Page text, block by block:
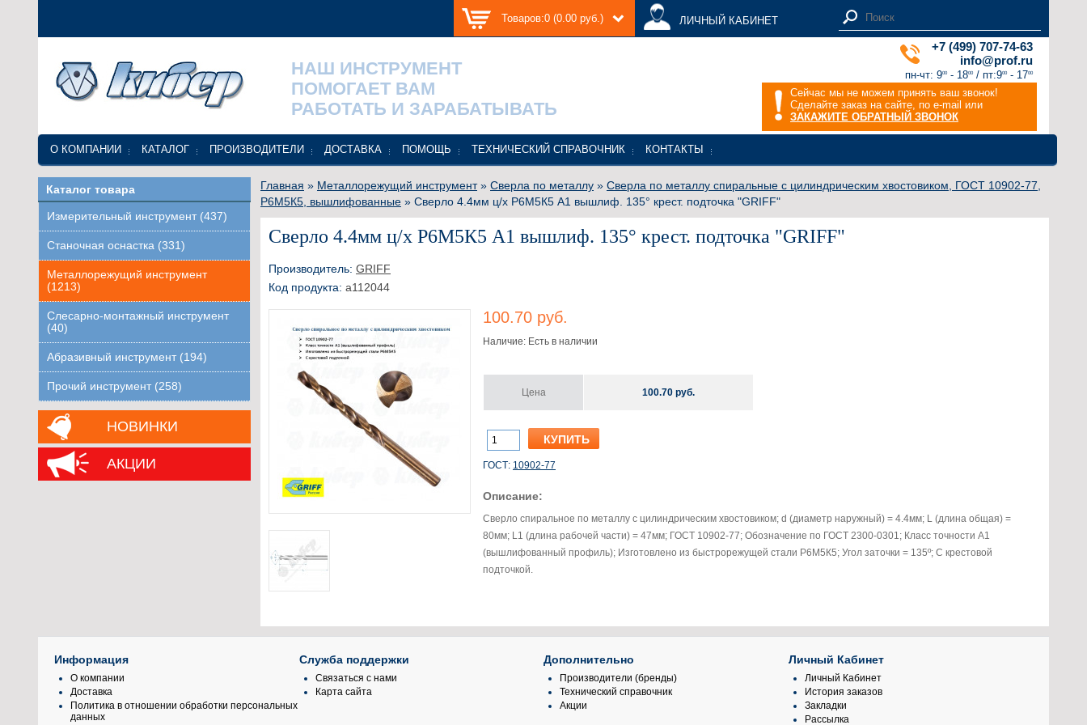
Товаров:0 (0.00 руб.) ЛИЧНЫЙ КАБИНЕТ
НАШ ИНСТРУМЕНТ
ПОМОГАЕТ ВАМ
РАБОТАТЬ И ЗАРАБАТЫВАТЬ
+7 (499) 707-74-63
info@prof.ru
пн-чт: 900 - 1800 / пт:900 - 1700
Сейчас мы не можем принять ваш звонок!
Сделайте заказ на сайте, по e-mail или
ЗАКАЖИТЕ ОБРАТНЫЙ ЗВОНОК
О КОМПАНИИ КАТАЛОГ ПРОИЗВОДИТЕЛИ ДОСТАВКА ПОМОЩЬ ТЕХНИЧЕСКИЙ СПРАВОЧНИК КОНТАКТЫ
Каталог товара
Измерительный инструмент (437)
Станочная оснастка (331)
Металлорежущий инструмент
(1213)
Слесарно-монтажный инструмент
(40)
Абразивный инструмент (194)
Прочий инструмент (258)
НОВИНКИ
АКЦИИ
Главная » Металлорежущий инструмент» Сверла по металлу » Сверла по металлу спиральные с цилиндрическим хвостовиком, ГОСТ 10902-77,
Р6М5К5, вышлифованные » Сверло 4.4мм ц/х Р6М5К5 А1 вышлиф. 135° крест. подточка "GRIFF"
Сверло 4.4мм ц/х Р6М5К5 А1 вышлиф. 135° крест. подточка "GRIFF"
Производитель: GRIFF
Код продукта: a112044
100.70 руб.
Наличие: Есть в наличии
Цена 100.70 руб.
ГОСТ: 10902-77
Описание:
Сверло спиральное по металлу с цилиндрическим хвостовиком; d (диаметр наружный) = 4.4мм; L (длина общая) =
80мм; L1 (длина рабочей части) = 47мм; ГОСТ 10902-77; Обозначение по ГОСТ 2300-0301; Класс точности A1
(вышлифованный профиль); Изготовлено из быстрорежущей стали Р6М5К5; Угол заточки = 135º; С крестовой
подточкой.
Информация
О компании
Доставка
Политика в отношении обработки персональных
данных
Служба поддержки
Связаться с нами
Карта сайта
Дополнительно
Производители (бренды)
Технический справочник
Акции
Личный Кабинет
Личный Кабинет
История заказов
Закладки
Рассылка